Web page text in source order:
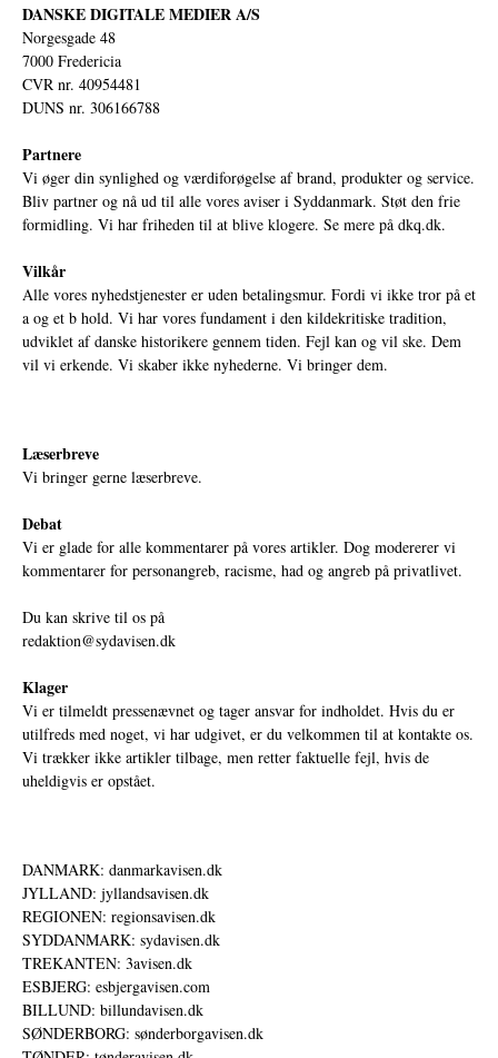
DANSKE DIGITALE MEDIER A/S
Norgesgade 48
7000 Fredericia
CVR nr. 40954481
DUNS nr. 306166788
Partnere
Vi øger din synlighed og værdiforøgelse af brand, produkter og service.
Bliv partner og nå ud til alle vores aviser i Syddanmark. Støt den frie
formidling. Vi har friheden til at blive klogere. Se mere på dkq.dk.
Vilkår
Alle vores nyhedstjenester er uden betalingsmur. Fordi vi ikke tror på et
a og et b hold. Vi har vores fundament i den kildekritiske tradition,
udviklet af danske historikere gennem tiden. Fejl kan og vil ske. Dem
vil vi erkende. Vi skaber ikke nyhederne. Vi bringer dem.
Læserbreve
Vi bringer gerne læserbreve.
Debat
Vi er glade for alle kommentarer på vores artikler. Dog modererer vi
kommentarer for personangreb, racisme, had og angreb på privatlivet.
Du kan skrive til os på
redaktion@sydavisen.dk
Klager
Vi er tilmeldt pressenævnet og tager ansvar for indholdet. Hvis du er
utilfreds med noget, vi har udgivet, er du velkommen til at kontakte os.
Vi trækker ikke artikler tilbage, men retter faktuelle fejl, hvis de
uheldigvis er opstået.
DANMARK: danmarkavisen.dk
JYLLAND: jyllandsavisen.dk
REGIONEN: regionsavisen.dk
SYDDANMARK: sydavisen.dk
TREKANTEN: 3avisen.dk
ESBJERG: esbjergavisen.com
BILLUND: billundavisen.dk
SØNDERBORG: sønderborgavisen.dk